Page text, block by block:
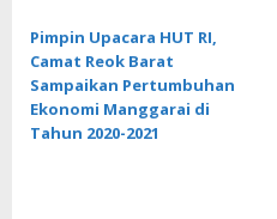
Pimpin Upacara HUT RI,
Camat Reok Barat
Sampaikan Pertumbuhan
Ekonomi Manggarai di
Tahun 2020-2021